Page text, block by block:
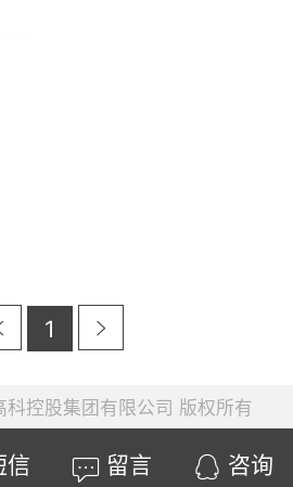
1
控股集团有限公司 版权所有
信 留言 咨询